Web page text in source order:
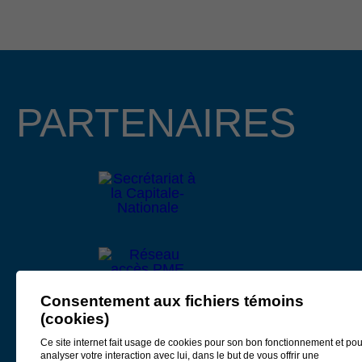
événement prestigieux qui se tiendra le 15 octobre 2026 au
Centre des congrès Mont-Sainte-Anne.
DÉVELOPPEMENT CULTUREL 2026
Beaupré, Développement Côte-de-Beaupré et le ministère
de la Culture et des Communications, partenaires de
l’Entente de développement culturel2025-2027 , annoncent
PARTENAIRES
Consentement aux fichiers témoins
(cookies)
Ce site internet fait usage de cookies pour son bon fonctionnement et
analyser votre interaction avec lui, dans le but de vous offrir une